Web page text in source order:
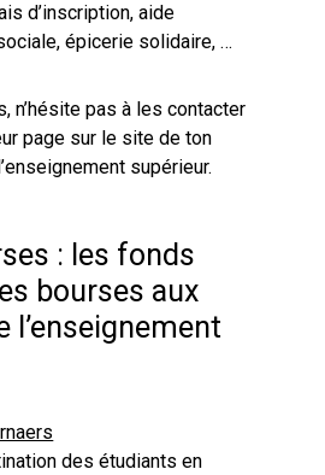
d’inscription, aide
épicerie solidaire, …
n’hésite pas à les contacter
page sur le site de ton
supérieur.
: les fonds
bourses aux
l’enseignement
des étudiants en